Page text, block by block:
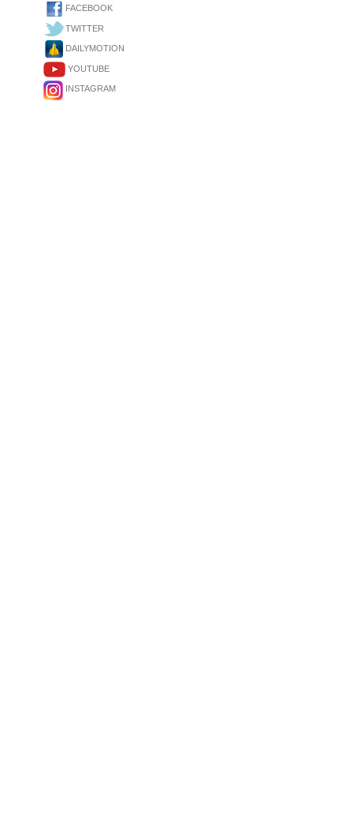
FACEBOOK
TWITTER
DAILYMOTION
YOUTUBE
INSTAGRAM